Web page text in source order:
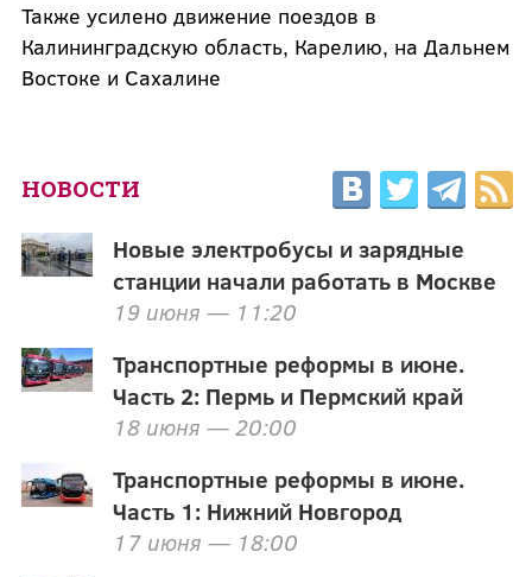
Также усилено движение поездов в
Калининградскую область, Карелию, на Дальнем
Востоке и Сахалине
НОВОСТИ
Новые электробусы и зарядные
станции начали работать в Москве
19 июня — 11:20
Транспортные реформы в июне.
Часть 2: Пермь и Пермский край
18 июня — 20:00
Транспортные реформы в июне.
Часть 1: Нижний Новгород
17 июня — 18:00